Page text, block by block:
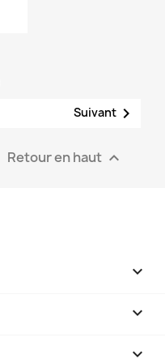
Suivant 
Retour en haut 


